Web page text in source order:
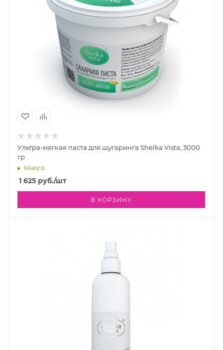
Ультра-мягкая паста для шугаринга Shelka Vista, 3000
гр
Много
1 625 руб./шт
В КОРЗИНУ